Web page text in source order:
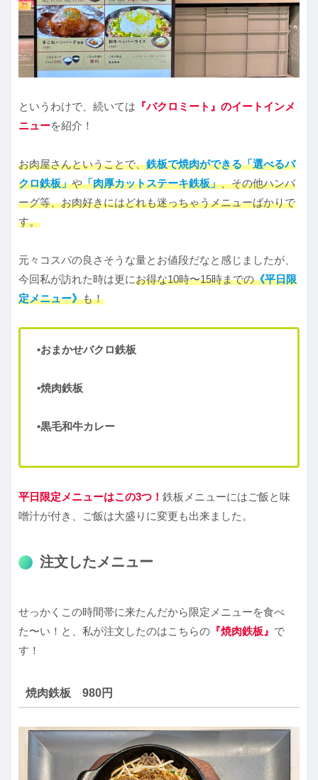
というわけで、続いては 『バクロミート』 のイートインメ
ニューを紹介！
お肉屋さんということで、鉄板で焼肉ができる「選べるバ
クロ鉄板」や「肉厚カットステーキ鉄板」、その他ハンバ
ーグ等、お肉好きにはどれも迷っちゃうメニューばかりで
す。
元々コスパの良さそうな量とお値段だなと感じましたが、
今回私が訪れた時は更にお得な10時〜15時までの《平日限
定メニュー》も！
•おまかせバクロ鉄板
•焼肉鉄板
•黒毛和牛カレー
平日限定メニューはこの3つ！ 鉄板メニューにはご飯と味
噌汁が付き、ご飯は大盛りに変更も出来ました。
注文したメニュー
せっかくこの時間帯に来たんだから限定メニューを食べ
た〜い！と、私が注文したのはこちらの 『焼肉鉄板』 で
す！
焼肉鉄板 980円